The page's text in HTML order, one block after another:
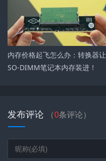
内存价格起飞怎么办：转换器让
SO-DIMM笔记本内存装进！
发布评论 （0条评论）